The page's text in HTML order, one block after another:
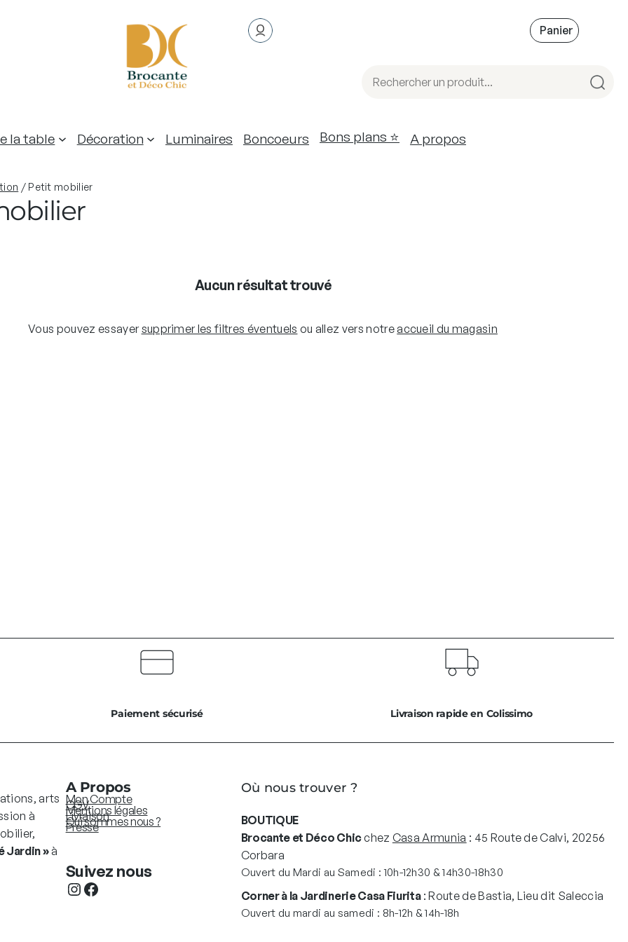
la table Décoration Luminaires Boncoeurs Bons plans ⭐️ A propos
/ Petit mobilier
Aucun résultat trouvé
Vous pouvez essayersupprimer les filtres éventuels ou allez vers notreaccueil du magasin
Paiement sécurisé Livraison rapide en Colissimo
arts
à
Jardin »à
A Propos
Mon Compte
CGV
Mentions légales
Livraison
Qui sommes nous ?
Presse
Suivez nous
InstagramFacebook
Où nous trouver ?
BOUTIQUE
Brocante et Déco Chicchez Casa Armunia : 45 Route de Calvi, 20256
Corbara
Ouvert du Mardi au Samedi : 10h-12h30 & 14h30-18h30
Corner à la Jardinerie Casa Fiurita: Route de Bastia, Lieu dit Saleccia
Ouvert du mardi au samedi : 8h-12h & 14h-18h